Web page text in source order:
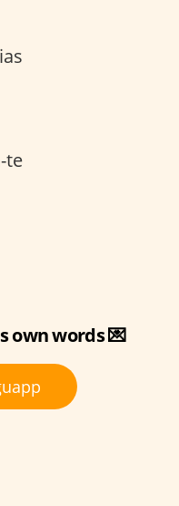
te
own words 💌